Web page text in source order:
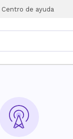
Centro de ayuda